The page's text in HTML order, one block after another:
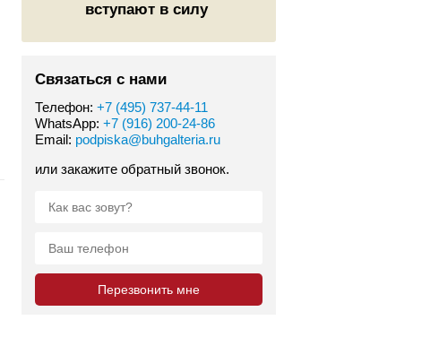
вступают в силу
Связаться с нами
Телефон: +7 (495) 737-44-11
WhatsApp: +7 (916) 200-24-86
Email: podpiska@buhgalteria.ru
или закажите обратный звонок.